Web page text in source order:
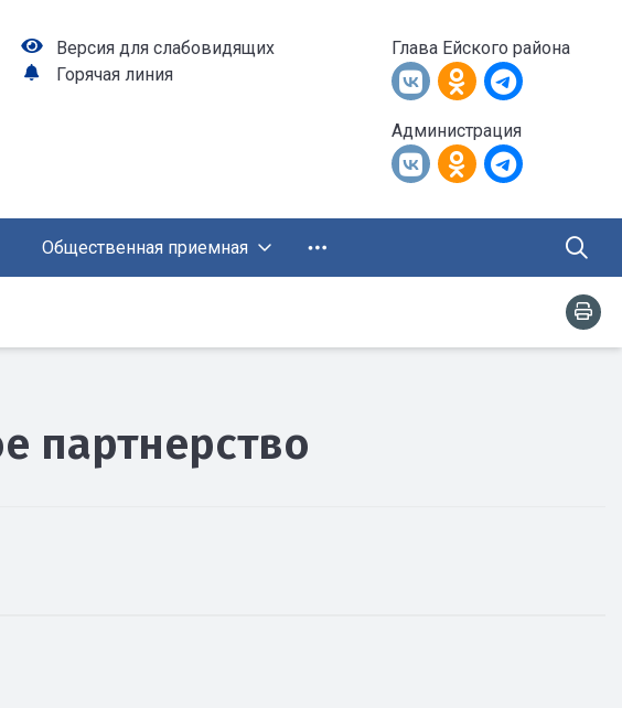
Версия для слабовидящих
Горячая линия
Глава Ейского района
Администрация
Общественная приемная
партнерство